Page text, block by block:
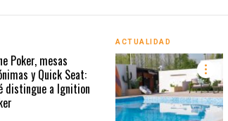
Poker, mesas
y Quick Seat:
distingue a Ignition
ACTUALIDAD